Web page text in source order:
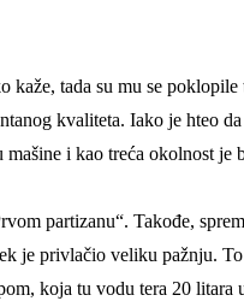
kaže, tada su mu se
kvaliteta. Iako je hteo
i kao treća okolnost je
partizanu“. Takođe,
je privlačio veliku pažnju.
koja tu vodu tera 20 litara